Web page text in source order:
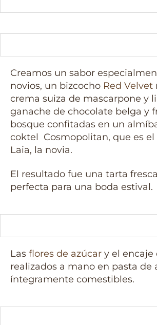
Creamos un sabor
novios, un bizcocho Red Velvet
crema suiza de mascarpone y
ganache de chocolate belga y
bosque confitadas en un
coktel Cosmopolitan, que es el
Laia, la novia.
El resultado fue una tarta
perfecta para una boda estival.
Las flores de azúcar y el encaje
realizados a mano en pasta de
íntegramente comestibles.